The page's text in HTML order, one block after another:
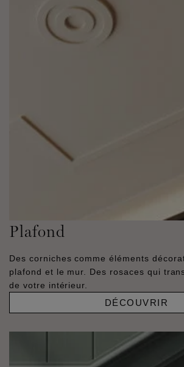
Plafond
Des corniches comme éléments
plafond et le mur. Des rosaces qui
de votre intérieur.
DÉCOUVRIR